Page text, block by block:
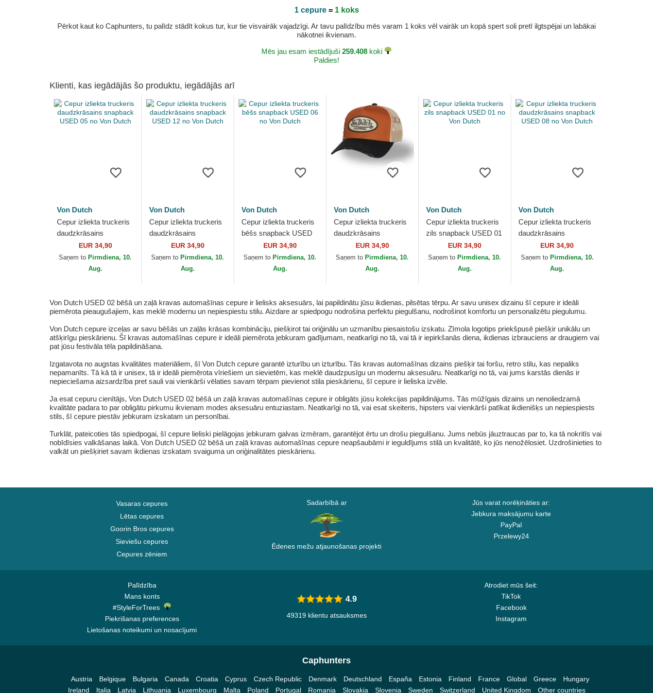
1 cepure= 1 koks
Pērkot kaut ko Caphunters, tu palīdz stādīt kokus tur, kur tie visvairāk vajadzīgi. Ar tavu palīdzību mēs varam 1 koks vēl vairāk un kopā spert soli pretī ilgtspējai un labākai
nākotnei ikvienam.
Mēs jau esam iestādījuši 259.408 koki
Paldies!
Klienti, kas iegādājās šo produktu, iegādājās arī
Von Dutch
Cepur izliekta truckeris
daudzkrāsains
snapback USED 05 no
Von Dutch
EUR 34,90
Saņem to Pirmdiena, 10.
Aug.
Von Dutch
Cepur izliekta truckeris
daudzkrāsains
snapback USED 12 no
Von Dutch
EUR 34,90
Saņem to Pirmdiena, 10.
Aug.
Von Dutch
Cepur izliekta truckeris
bēšs snapback USED
06 no Von Dutch
EUR 34,90
Saņem to Pirmdiena, 10.
Aug.
Von Dutch
Cepur izliekta truckeris
daudzkrāsains
snapback USED 07 no
Von Dutch
EUR 34,90
Saņem to Pirmdiena, 10.
Aug.
Von Dutch
Cepur izliekta truckeris
zils snapback USED 01
no Von Dutch
EUR 34,90
Saņem to Pirmdiena, 10.
Aug.
Von Dutch
Cepur izliekta truckeris
daudzkrāsains
snapback USED 08 no
Von Dutch
EUR 34,90
Saņem to Pirmdiena, 10.
Aug.
Von Dutch USED 02 bēšā un zaļā kravas automašīnas cepure ir lielisks aksesuārs, lai papildinātu jūsu ikdienas, pilsētas tērpu. Ar savu unisex dizainu šī cepure ir ideāli
piemērota pieaugušajiem, kas meklē modernu un nepiespiestu stilu. Aizdare ar spiedpogu nodrošina perfektu piegulšanu, nodrošinot komfortu un personalizētu piegulumu.
Von Dutch cepure izceļas ar savu bēšās un zaļās krāsas kombināciju, piešķirot tai oriģinālu un uzmanību piesaistošu izskatu. Zīmola logotips priekšpusē piešķir unikālu un
atšķirīgu pieskārienu. Šī kravas automašīnas cepure ir ideāli piemērota jebkuram gadījumam, neatkarīgi no tā, vai tā ir iepirkšanās diena, ikdienas izbrauciens ar draugiem vai
pat jūsu festivāla tēla papildināšana.
Izgatavota no augstas kvalitātes materiāliem, šī Von Dutch cepure garantē izturību un izturību. Tās kravas automašīnas dizains piešķir tai foršu, retro stilu, kas nepaliks
nepamanīts. Tā kā tā ir unisex, tā ir ideāli piemērota vīriešiem un sievietēm, kas meklē daudzpusīgu un modernu aksesuāru. Neatkarīgi no tā, vai jums karstās dienās ir
nepieciešama aizsardzība pret sauli vai vienkārši vēlaties savam tērpam pievienot stila pieskārienu, šī cepure ir lieliska izvēle.
Ja esat cepuru cienītājs, Von Dutch USED 02 bēšā un zaļā kravas automašīnas cepure ir obligāts jūsu kolekcijas papildinājums. Tās mūžīgais dizains un nenoliedzamā
kvalitāte padara to par obligātu pirkumu ikvienam modes aksesuāru entuziastam. Neatkarīgi no tā, vai esat skeiteris, hipsters vai vienkārši patīkat ikdienišķs un nepiespiests
stils, šī cepure piestāv jebkuram izskatam un personībai.
Turklāt, pateicoties tās spiedpogai, šī cepure lieliski pielāgojas jebkuram galvas izmēram, garantējot ērtu un drošu piegulšanu. Jums nebūs jāuztraucas par to, ka tā nokritīs vai
nobīdīsies valkāšanas laikā. Von Dutch USED 02 bēšā un zaļā kravas automašīnas cepure neapšaubāmi ir ieguldījums stilā un kvalitātē, ko jūs nenožēlosiet. Uzdrošinieties to
valkāt un piešķiriet savam ikdienas izskatam svaiguma un oriģinalitātes pieskārienu.
Vasaras cepures
Lētas cepures
Goorin Bros cepures
Sieviešu cepures
Cepures zēniem
Sadarbībā ar
Ēdenes mežu atjaunošanas projekti
Jūs varat norēķināties ar:
Jebkura maksājumu karte
PayPal
Przelewy24
Palīdzība
Mans konts
#StyleForTrees
Piekrišanas preferences
Lietošanas noteikumi un nosacījumi
Atrodiet mūs šeit:
TikTok
Facebook
Instagram
4.9
49319 klientu atsauksmes
Caphunters
Austria Belgique Bulgaria Canada Croatia Cyprus Czech Republic Denmark Deutschland España Estonia Finland France Global Greece
Hungary
Ireland
Italia Latvia Lithuania Luxembourg Malta Poland Portugal Romania Slovakia Slovenia Sweden Switzerland United Kingdom Other countries